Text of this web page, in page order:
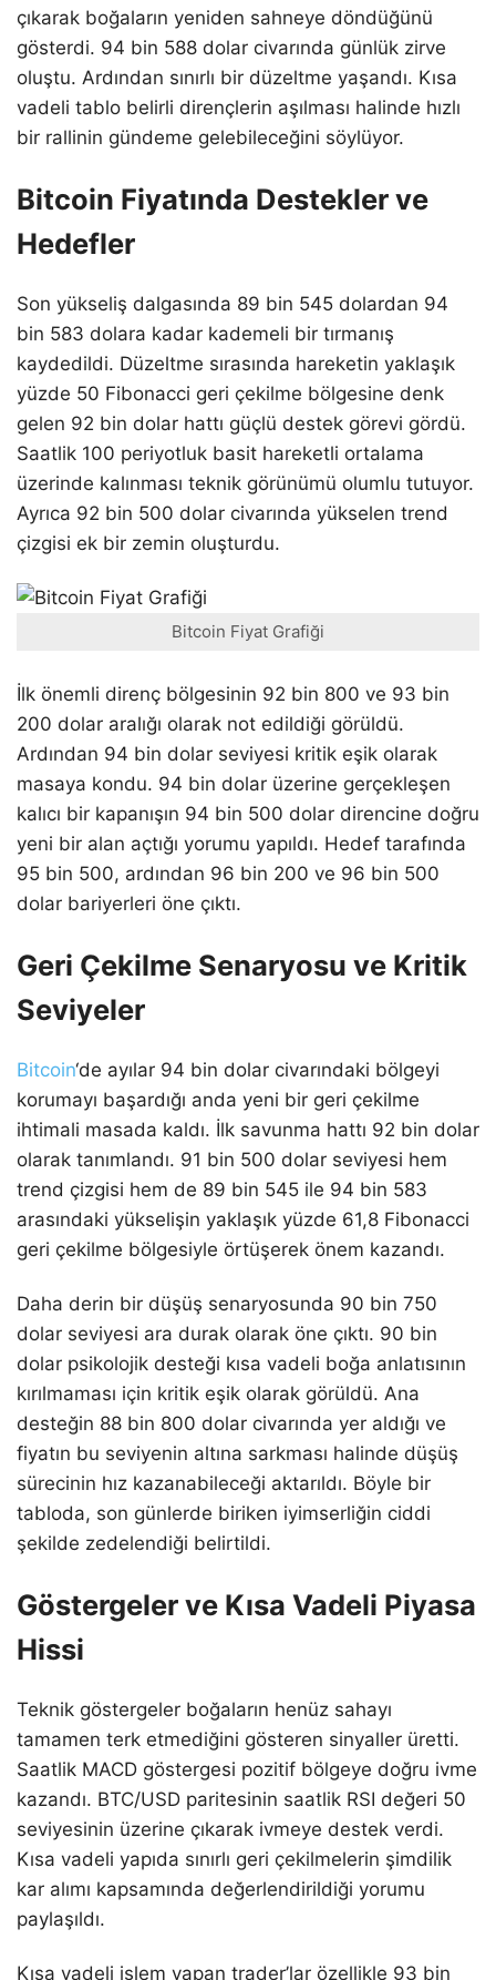
çıkarak boğaların yeniden sahneye döndüğünü
gösterdi. 94 bin 588 dolar civarında günlük zirve
oluştu. Ardından sınırlı bir düzeltme yaşandı. Kısa
vadeli tablo belirli dirençlerin aşılması halinde hızlı
bir rallinin gündeme gelebileceğini söylüyor.
Bitcoin Fiyatında Destekler ve
Hedefler
Son yükseliş dalgasında 89 bin 545 dolardan 94
bin 583 dolara kadar kademeli bir tırmanış
kaydedildi. Düzeltme sırasında hareketin yaklaşık
yüzde 50 Fibonacci geri çekilme bölgesine denk
gelen 92 bin dolar hattı güçlü destek görevi gördü.
Saatlik 100 periyotluk basit hareketli ortalama
üzerinde kalınması teknik görünümü olumlu tutuyor.
Ayrıca 92 bin 500 dolar civarında yükselen trend
çizgisi ek bir zemin oluşturdu.
Bitcoin Fiyat Grafiği
İlk önemli direnç bölgesinin 92 bin 800 ve 93 bin
200 dolar aralığı olarak not edildiği görüldü.
Ardından 94 bin dolar seviyesi kritik eşik olarak
masaya kondu. 94 bin dolar üzerine gerçekleşen
kalıcı bir kapanışın 94 bin 500 dolar direncine doğru
yeni bir alan açtığı yorumu yapıldı. Hedef tarafında
95 bin 500, ardından 96 bin 200 ve 96 bin 500
dolar bariyerleri öne çıktı.
Geri Çekilme Senaryosu ve Kritik
Seviyeler
Bitcoin‘de ayılar 94 bin dolar civarındaki bölgeyi
korumayı başardığı anda yeni bir geri çekilme
ihtimali masada kaldı. İlk savunma hattı 92 bin dolar
olarak tanımlandı. 91 bin 500 dolar seviyesi hem
trend çizgisi hem de 89 bin 545 ile 94 bin 583
arasındaki yükselişin yaklaşık yüzde 61,8 Fibonacci
geri çekilme bölgesiyle örtüşerek önem kazandı.
Daha derin bir düşüş senaryosunda 90 bin 750
dolar seviyesi ara durak olarak öne çıktı. 90 bin
dolar psikolojik desteği kısa vadeli boğa anlatısının
kırılmaması için kritik eşik olarak görüldü. Ana
desteğin 88 bin 800 dolar civarında yer aldığı ve
fiyatın bu seviyenin altına sarkması halinde düşüş
sürecinin hız kazanabileceği aktarıldı. Böyle bir
tabloda, son günlerde biriken iyimserliğin ciddi
şekilde zedelendiği belirtildi.
Göstergeler ve Kısa Vadeli Piyasa
Hissi
Teknik göstergeler boğaların henüz sahayı
tamamen terk etmediğini gösteren sinyaller üretti.
Saatlik MACD göstergesi pozitif bölgeye doğru ivme
kazandı. BTC/USD paritesinin saatlik RSI değeri 50
seviyesinin üzerine çıkarak ivmeye destek verdi.
Kısa vadeli yapıda sınırlı geri çekilmelerin şimdilik
kar alımı kapsamında değerlendirildiği yorumu
paylaşıldı.
Kısa vadeli işlem yapan trader’lar özellikle 93 bin